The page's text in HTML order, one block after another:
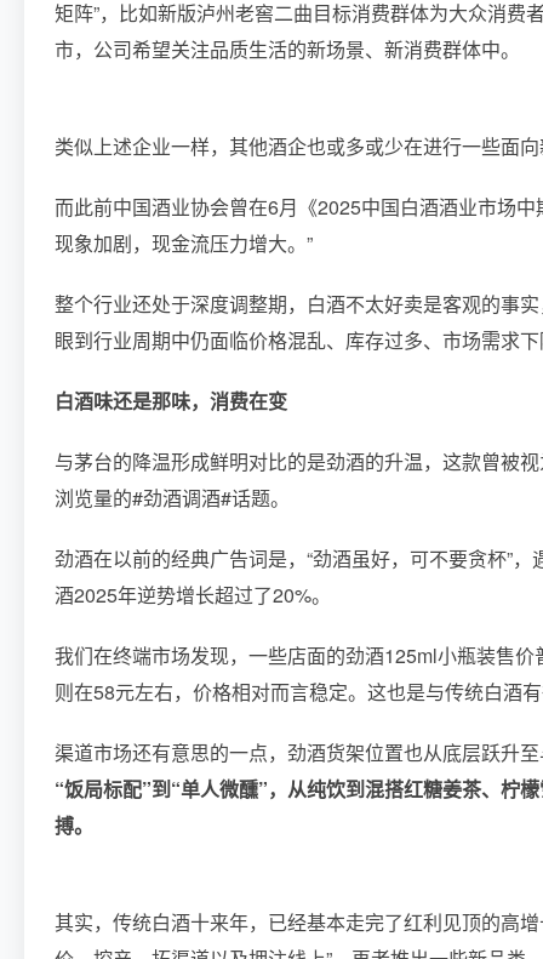
矩阵”，比如新版泸州老窖二曲目标消费群体为大众消
市，公司希望关注品质生活的新场景、新消费群体中。
类似上述企业一样，其他酒企也或多或少在进行一些面
而此前中国酒业协会曾在6月《2025中国白酒酒业市场
现象加剧，现金流压力增大。”
整个行业还处于深度调整期，白酒不太好卖是客观的事
眼到行业周期中仍面临价格混乱、库存过多、市场需求
白酒味还是那味，消费在变
与茅台的降温形成鲜明对比的是劲酒的升温，这款曾被
浏览量的#劲酒调酒#话题。
劲酒在以前的经典广告词是，“劲酒虽好，可不要贪杯”
酒2025年逆势增长超过了20%。
我们在终端市场发现，一些店面的劲酒125ml小瓶装售
则在58元左右，价格相对而言稳定。这也是与传统白酒
渠道市场还有意思的一点，劲酒货架位置也从底层跃升
“饭局标配”到“单人微醺”，从纯饮到混搭红糖姜茶、柠
搏。
其实，传统白酒十来年，已经基本走完了红利见顶的高